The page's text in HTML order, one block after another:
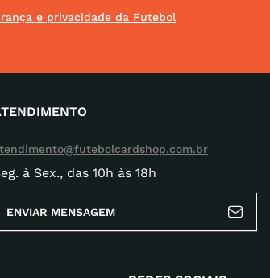
e privacidade da Futebol
à Sex., das 10h às 18h
ENVIAR MENSAGEM